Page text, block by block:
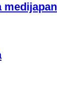
medijapan